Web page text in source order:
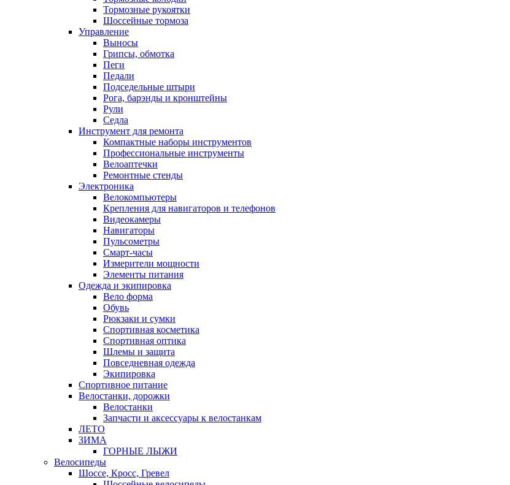
Тормозные рукоятки
Шоссейные тормоза
Управление
Выносы
Грипсы, обмотка
Пеги
Педали
Подседельные штыри
Рога, барэнды и кронштейны
Рули
Седла
Инструмент для ремонта
Компактные наборы инструментов
Профессиональные инструменты
Велоаптечки
Ремонтные стенды
Электроника
Велокомпьютеры
Крепления для навигаторов и телефонов
Видеокамеры
Навигаторы
Пульсометры
Смарт-часы
Измерители мощности
Элементы питания
Одежда и экипировка
Вело форма
Обувь
Рюкзаки и сумки
Спортивная косметика
Спортивная оптика
Шлемы и защита
Повседневная одежда
Экипировка
Спортивное питание
Велостанки, дорожки
Велостанки
Запчасти и аксессуары к велостанкам
ЛЕТО
ЗИМА
ГОРНЫЕ ЛЫЖИ
Велосипеды
Шоссе, Кросс, Гревел